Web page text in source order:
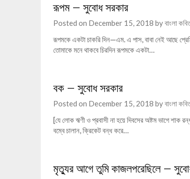
রূপম – সুবোধ সরকার
Posted on December 15, 2018 byবাংলা
রূপমকে একটা চাকরি দিন—এম. এ পাস, বাবা নেই আছে
তোমাকে মনে থাকবে চিরদিন রূপমকে একটা…
বক – সুবোধ সরকার
Posted on December 15, 2018 byবাংলা
[যে লোক ঋণী ও প্রবাসী না হয়ে দিবসের অষ্টম ভাগে শাক
বম্বে চালান, ক্রিকেট বন্ধ করে…
মৃত্যুর আগে তুমি কাজলপরেছিলে –